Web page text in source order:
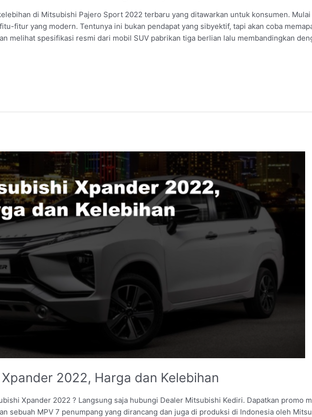
di Mitsubishi Pajero Sport 2022 terbaru yang ditawarkan untuk konsumen.
fitur yang modern. Tentunya ini bukan pendapat yang sibyektif, tapi akan coba
melihat spesifikasi resmi dari mobil SUV pabrikan tiga berlian lalu membandingkan
2022, Harga dan Kelebihan
Xpander 2022 ? Langsung saja hubungi Dealer Mitsubishi Kediri. Dapatkan promo
sebuah MPV 7 penumpang yang dirancang dan juga di produksi di Indonesia oleh